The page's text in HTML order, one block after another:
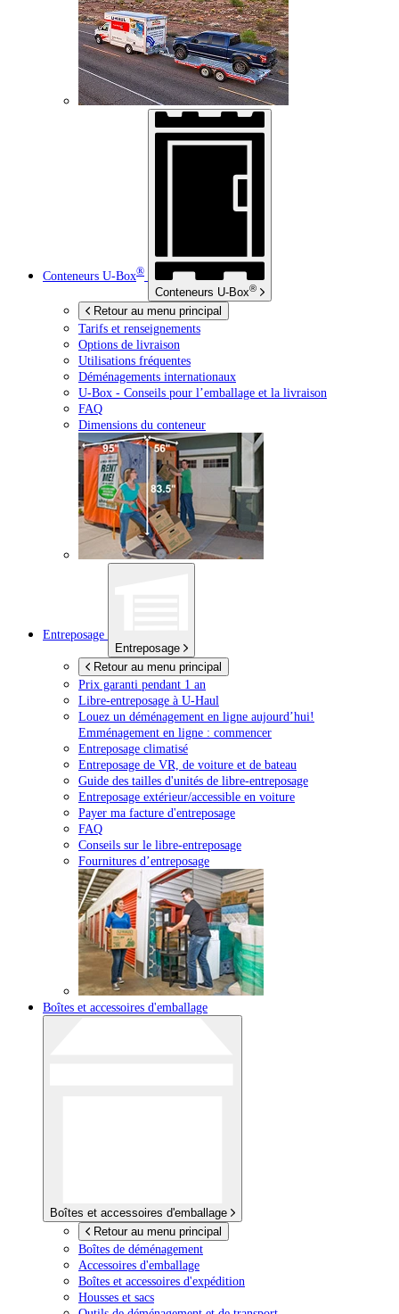
Conteneurs U-Box®
Conteneurs U-Box®
Retour au menu principal
Tarifs et renseignements
Options de livraison
Utilisations fréquentes
Déménagements internationaux
U-Box - Conseils pour l’emballage et la livraison
FAQ
Dimensions du conteneur
Entreposage
Entreposage
Retour au menu principal
Prix garanti pendant 1 an
Libre-entreposage à U-Haul
Louez un déménagement en ligne aujourd’hui!
Emménagement en ligne : commencer
Entreposage climatisé
Entreposage de VR, de voiture et de bateau
Guide des tailles d'unités de libre-entreposage
Entreposage extérieur/accessible en voiture
Payer ma facture d'entreposage
FAQ
Conseils sur le libre-entreposage
Fournitures d’entreposage
Boîtes et accessoires d'emballage
Boîtes et accessoires d'emballage
Retour au menu principal
Boîtes de déménagement
Accessoires d'emballage
Boîtes et accessoires d'expédition
Housses et sacs